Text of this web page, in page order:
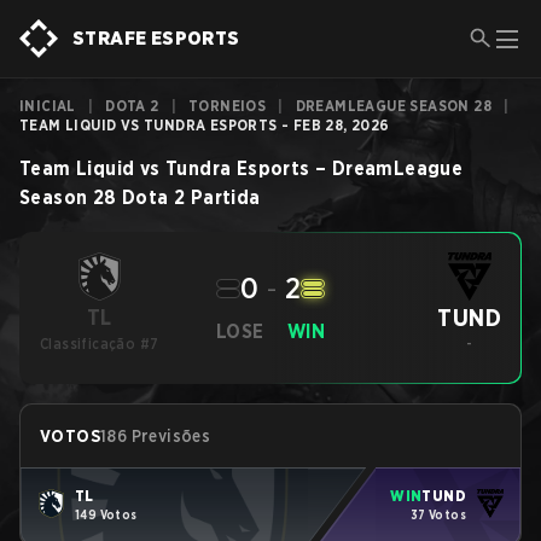
STRAFE ESPORTS
INICIAL DOTA 2 TORNEIOS DREAMLEAGUE SEASON 28
TEAM LIQUID VS TUNDRA ESPORTS - FEB 28, 2026
Team Liquid vs Tundra Esports – DreamLeague
Season 28 Dota 2 Partida
TL
Classificação #7
LOSE
0 - 2
WIN TUND
-
VOTOS186 Previsões
TL
149 Votos
WINTUND
37 Votos